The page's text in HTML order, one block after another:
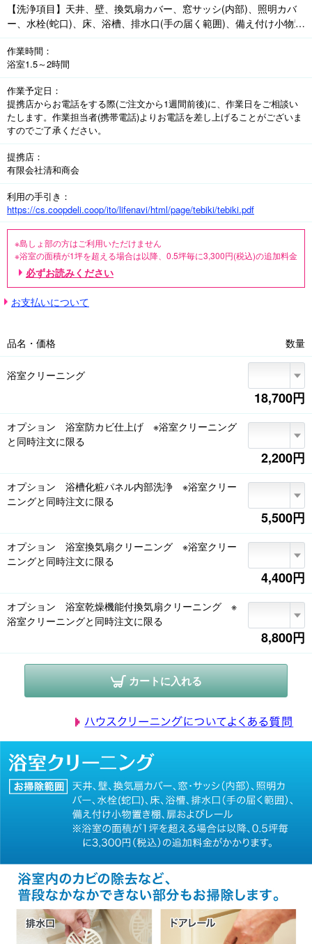
【洗浄項目】天井、壁、換気扇カバー、窓サッシ(内部)、照明カバ
ー、水栓(蛇口)、床、浴槽、排水口(手の届く範囲)、備え付け小物置
き棚、扉およびレール
※組合員さん宅の電源・水道・お湯・洗い場(浴室・ベランダなど)を
使用させていただき、作業後の汚水はその場で処理させていただき
ます
<オプション>※各種値引対象外、浴室クリーニングと同時注文に限
ります
●浴室防カビ仕上げ
植物由来の成分(ヒノキチオール)を配合した防カビ剤を使用してい
ます。効果は約3カ月(使用条件により異なります)
※防カビ仕上げは室内換気を行い、お子様、ペットの入室をお断りし
ての作業となります
●浴槽化粧パネル内部洗浄
お風呂の種類により作業ができない場合があります
●浴室換気扇クリーニング・浴室乾燥機能付換気扇クリーニング
浴室換気扇のカバーを外し、分解できる範囲で清掃します
作業時間
浴室1.5～2時間
作業予定日
提携店からお電話をする際(ご注文から1週間前後)に、作業日をご相談い
たします。作業担当者(携帯電話)よりお電話を差し上げることがございま
すのでご了承ください。
提携店
有限会社清和商会
利用の手引き
https://cs.coopdeli.coop/ito/lifenavi/html/page/tebiki/tebiki.pdf
※島しょ部の方はご利用いただけません
※浴室の面積が1坪を超える場合は以降、0.5坪毎に3,300円(税込)の追加料金
がかかります
※店舗・事務所など業務用のものは別料金の場合がございますのでご相談く
※アパートや寮など賃貸の備え付けのものは、所有者に一度ご相談ください
た・イス・洗面器など)、大理石・木製(ヒノキなど)、その他特殊な素材の
洗浄、浴室換気扇、浴室乾燥機能付換気扇、鏡の磨きこみ
<日程変更・キャンセル>
1.提携店からのご連絡で訪問日時が決まった時点で「お申し込み確定」とな
料をいただきます
●2日前まで無料/前日4,500円(税込)/当日9,000円(税込)
1.車で作業に伺いますので、駐車スペースの確保をお願いします
2.駐車スペースがない場合、有料駐車場代のご負担をお願いします。現金を
作業員にお支払いください
<事前の片付け、立ち会いのお願い>
1.貴重品、作業場所および周辺のもの(小物・家具等)は事前に片付けをお願
いします
2.作業前に組合員さん立ち会いのもと、動作確認、作業箇所の汚れ・キズ・
劣化など状態を確認します。不具合のある場合は作業をお受けできないこ
とがございます
<所要時間>
事前にご案内した所要時間は養生・分解・洗浄・組み立て・作業後確認ま
での目安時間です。汚れ具合や作業場所の状況により前後する場合がござ
います
変質や染色・カビ・水垢などの汚れは、劣化の程度や設置場所などの状況
作業時、組合員さん宅の電源・水道・お湯・洗い場(浴室・ベランダなど)を
使用させていただきます。また作業後の汚水はその場で処理させていただ
きます
<作業後の確認・ご指摘>
1.作業後、組合員さん立ち会いのもと最終確認を行い、書類にご署名をいた
だきます。汚れの残りやキズなど気になる点がございましたら必ずその場
でご指摘ください
2.作業日から日数が経過してのご指摘の場合、クリーニング作業が原因か特
お、1週間を超えてからのご指摘は再作業にかかった実費をいただく場合が
ございます
<補償>
1.作業員の責めに帰すべき事由による損害は、賠償責任保険に基づき保険会
社から受け取った金額を限度として補償いたします
必ずお読みください
お支払いについて
品名・価格 数量
浴室クリーニング
18,700円
オプション 浴室防カビ仕上げ ※浴室クリーニング
と同時注文に限る
2,200円
オプション 浴槽化粧パネル内部洗浄 ※浴室クリー
ニングと同時注文に限る
5,500円
オプション 浴室換気扇クリーニング ※浴室クリー
ニングと同時注文に限る
4,400円
オプション 浴室乾燥機能付換気扇クリーニング ※
浴室クリーニングと同時注文に限る
8,800円
カートに入れる